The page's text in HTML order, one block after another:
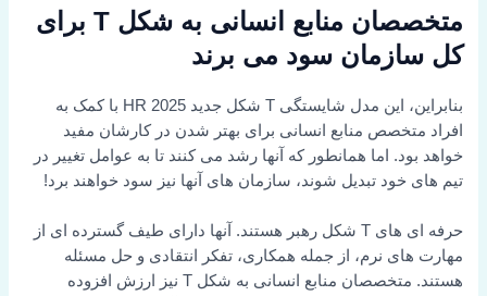
متخصصان منابع انسانی به شکل T برای
کل سازمان سود می برند
بنابراین، این مدل شایستگی T شکل جدید HR 2025
با کمک به
افراد متخصص منابع انسانی برای بهتر شدن در کارشان مفید
خواهد بود. اما همانطور که آنها رشد می کنند تا به عوامل تغییر در
تیم های خود تبدیل شوند، سازمان های آنها نیز سود خواهند برد!
حرفه ای های T شکل رهبر هستند. آنها دارای طیف گسترده ای از
مهارت های نرم، از جمله همکاری، تفکر انتقادی و حل مسئله
هستند. متخصصان منابع انسانی به شکل T نیز ارزش افزوده